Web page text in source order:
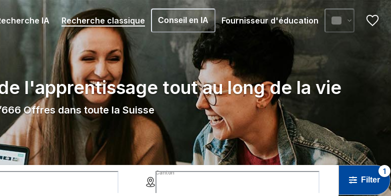
IA Recherche classique Conseil en IA Fournisseur d'éducation
l'apprentissage tout au long de la vie
Offres dans toute la Suisse
Canton
Filter
1